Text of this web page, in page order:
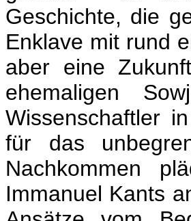
Geschichte, die
Enklave mit rund
aber eine
ehemaligen
Wissenschaftler
für das
Nachkommen
Immanuel Kants